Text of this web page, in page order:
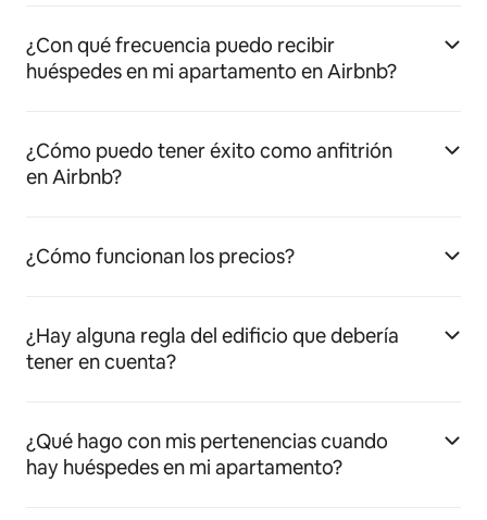
¿Con qué frecuencia puedo recibir
huéspedes en mi apartamento en Airbnb?
¿Cómo puedo tener éxito como anfitrión
en Airbnb?
¿Cómo funcionan los precios?
¿Hay alguna regla del edificio que debería
tener en cuenta?
¿Qué hago con mis pertenencias cuando
hay huéspedes en mi apartamento?